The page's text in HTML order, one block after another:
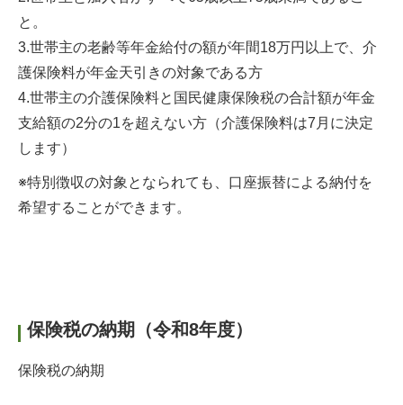
と。
3.世帯主の老齢等年金給付の額が年間18万円以上で、介
護保険料が年金天引きの対象である方
4.世帯主の介護保険料と国民健康保険税の合計額が年金
支給額の2分の1を超えない方（介護保険料は7月に決定
します）
※特別徴収の対象となられても、口座振替による納付を
希望することができます。
保険税の納期（令和8年度）
保険税の納期